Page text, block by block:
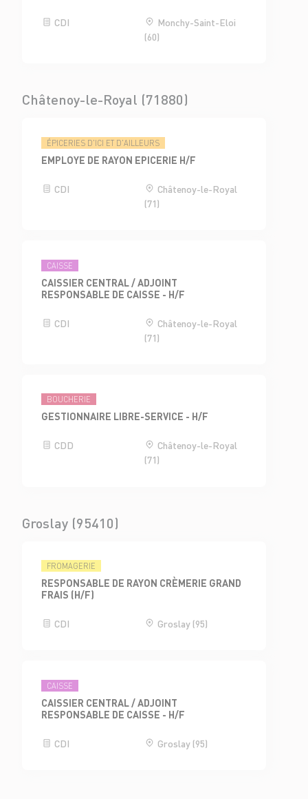
CDI
Monchy-Saint-Eloi
(60)
Châtenoy-le-Royal (71880)
ÉPICERIES D'ICI ET D'AILLEURS
EMPLOYE DE RAYON EPICERIE H/F
CDI
Châtenoy-le-Royal
(71)
CAISSE
CAISSIER CENTRAL / ADJOINT
RESPONSABLE DE CAISSE - H/F
CDI
Châtenoy-le-Royal
(71)
BOUCHERIE
GESTIONNAIRE LIBRE-SERVICE - H/F
CDD
Châtenoy-le-Royal
(71)
Groslay (95410)
FROMAGERIE
RESPONSABLE DE RAYON CRÈMERIE GRAND
FRAIS (H/F)
CDI Groslay (95)
CAISSE
CAISSIER CENTRAL / ADJOINT
RESPONSABLE DE CAISSE - H/F
CDI Groslay (95)